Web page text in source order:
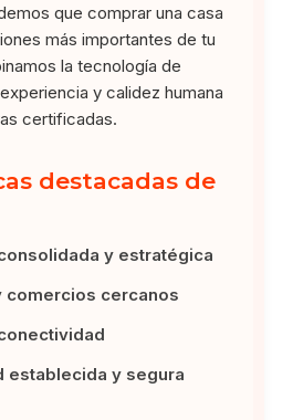
que comprar una casa
más importantes de tu
la tecnología de
y calidez humana
certificadas.
destacadas de
y estratégica
comercios cercanos
establecida y segura